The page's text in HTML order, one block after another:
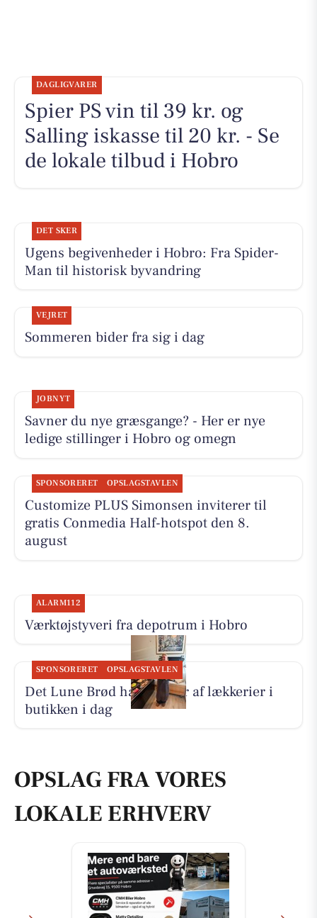
DAGLIGVARER
Spier PS vin til 39 kr. og
Salling iskasse til 20 kr. - Se
de lokale tilbud i Hobro
DET SKER
Ugens begivenheder i Hobro: Fra Spider-
Man til historisk byvandring
VEJRET
Sommeren bider fra sig i dag
JOBNYT
Savner du nye græsgange? - Her er nye
ledige stillinger i Hobro og omegn
SPONSORERET OPSLAGSTAVLEN
Customize PLUS Simonsen inviterer til
gratis Conmedia Half-hotspot den 8.
august
ALARM112
Værktøjstyveri fra depotrum i Hobro
SPONSORERET OPSLAGSTAVLEN
Det Lune Brød har masser af lækkerier i
butikken i dag
OPSLAG FRA VORES
LOKALE ERHVERV